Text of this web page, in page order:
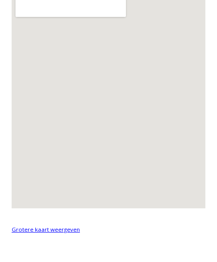
Grotere kaart weergeven